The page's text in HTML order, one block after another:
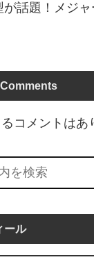
が話題！メジ
コメントはあ
ール